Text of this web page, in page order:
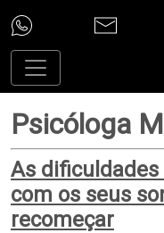
Psicóloga
As
com os seus
recomeçar